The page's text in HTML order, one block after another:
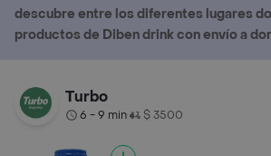
descubre entre los diferentes lugares
productos de Diben drink con envío a
Turbo
6 - 9 min• $ 3500